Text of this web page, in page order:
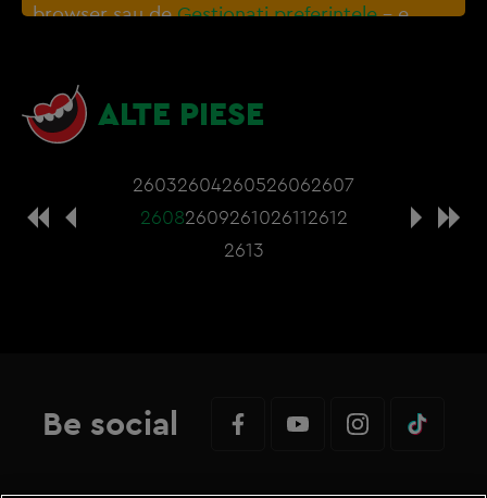
browser sau deGestionați preferințele– e
ALTE PIESE
26032604260526062607
26082609261026112612
2613
Be social